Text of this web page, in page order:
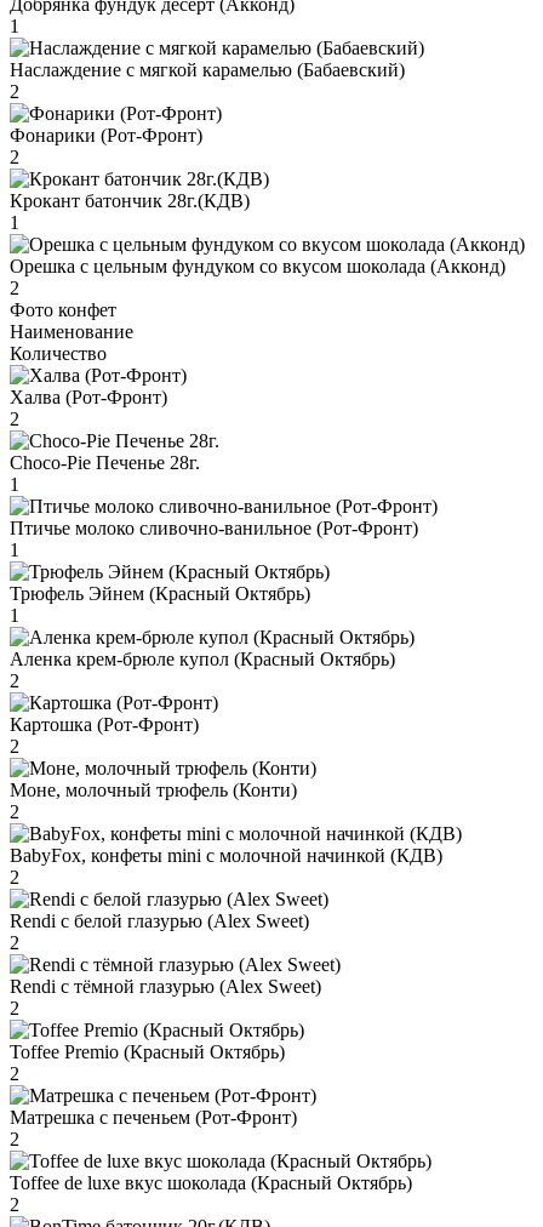
1
Наслаждение с мягкой карамелью (Бабаевский)
2
Фонарики (Рот-Фронт)
2
Крокант батончик 28г.(КДВ)
1
Орешка с цельным фундуком со вкусом шоколада (Акконд)
2
Фото конфет
Наименование
Количество
Халва (Рот-Фронт)
2
Choco-Pie Печенье 28г.
1
Птичье молоко сливочно-ванильное (Рот-Фронт)
1
Трюфель Эйнем (Красный Октябрь)
1
Аленка крем-брюле купол (Красный Октябрь)
2
Картошка (Рот-Фронт)
2
Моне, молочный трюфель (Конти)
2
BabyFox, конфеты mini c молочной начинкой (КДВ)
2
Rendi с белой глазурью (Alex Sweet)
2
Rendi с тёмной глазурью (Alex Sweet)
2
Toffee Premio (Красный Октябрь)
2
Матрешка с печеньем (Рот-Фронт)
2
Toffee de luxe вкус шоколада (Красный Октябрь)
2